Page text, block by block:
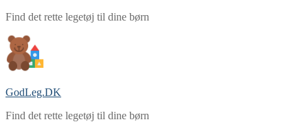
Spring
indhold
Menu
Luk
Find det rette legetøj til dine børn
GodLeg.DK
Find det rette legetøj til dine børn